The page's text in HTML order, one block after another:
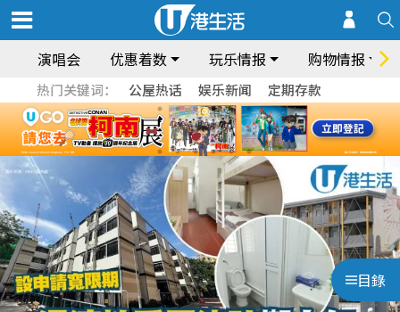
演唱会 优惠着数 玩乐情报 购物情报
热门关键词： 公屋热话 娱乐新闻 定期存款
目錄